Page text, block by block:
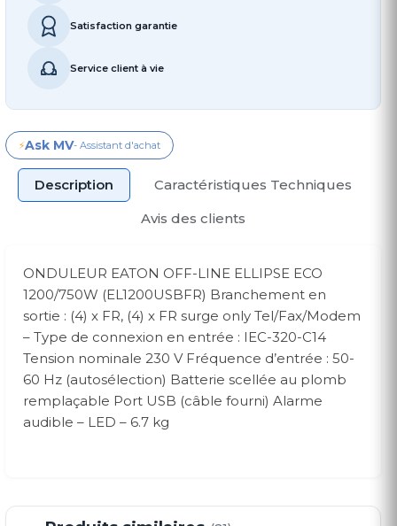
Satisfaction garantie
Service client à vie
⚡Ask MV- Assistant d'achat
Description
Caractéristiques Techniques
Avis des clients
ONDULEUR EATON OFF-LINE ELLIPSE ECO
1200/750W (EL1200USBFR) Branchement en
sortie : (4) x FR, (4) x FR surge only Tel/Fax/Modem
– Type de connexion en entrée : IEC-320-C14
Tension nominale 230 V Fréquence d’entrée : 50-
60 Hz (autosélection) Batterie scellée au plomb
remplaçable Port USB (câble fourni) Alarme
audible – LED – 6.7 kg